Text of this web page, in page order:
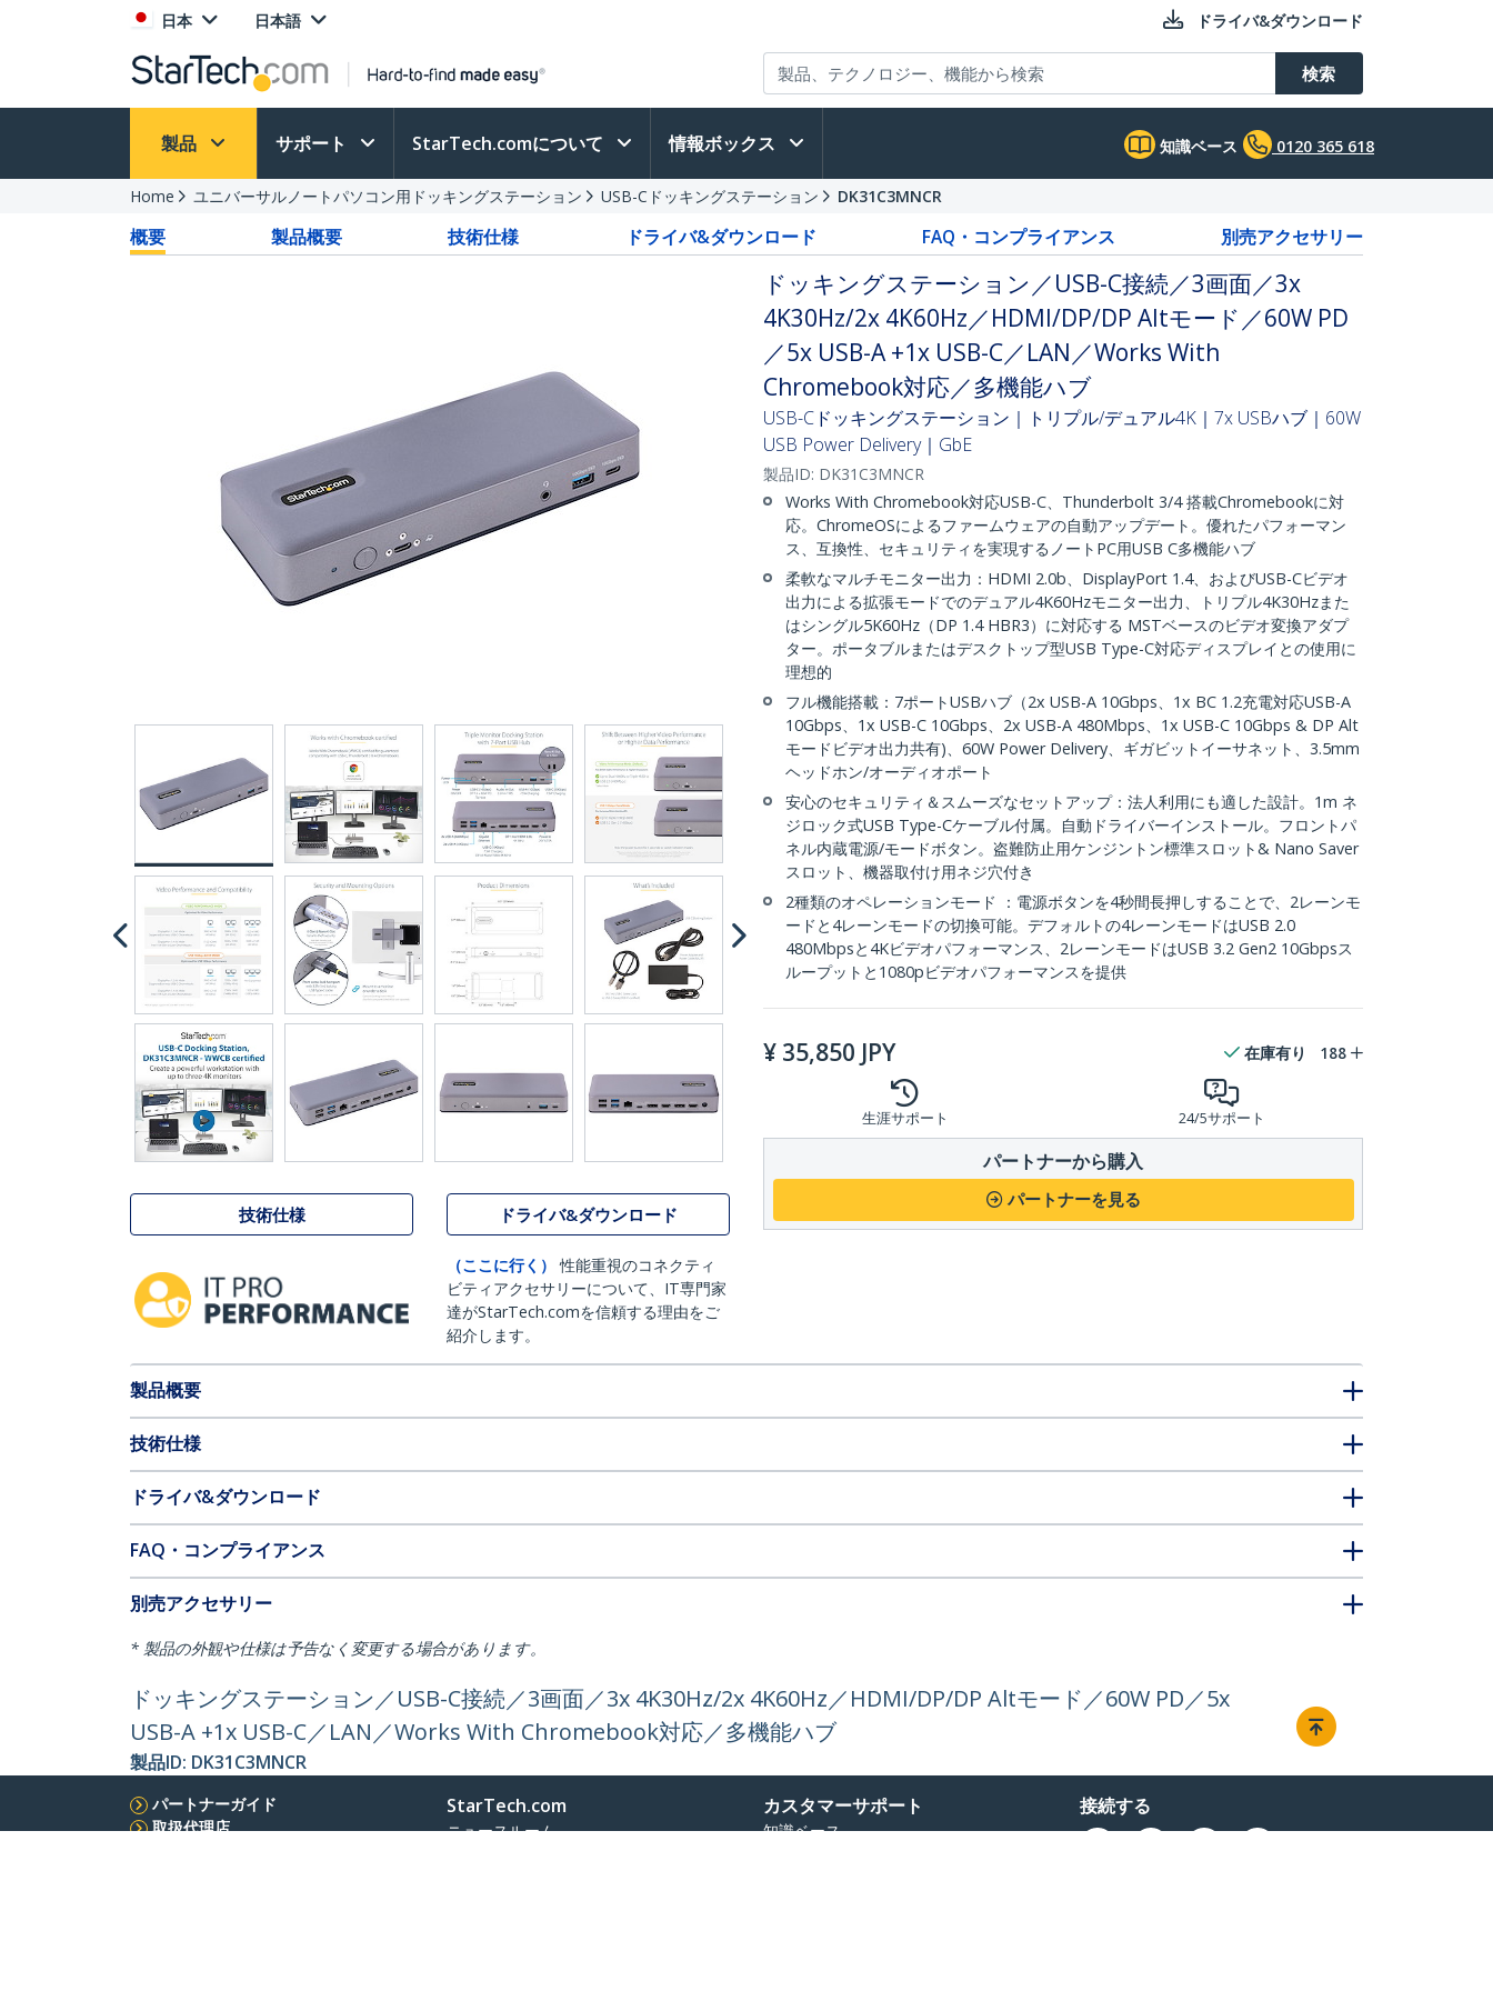
日本 日本語 ドライバ&ダウンロード
検索
製品 サポート StarTech.comについて 情報ボックス 知識ベース 0120 365 618
Home ユニバーサルノートパソコン用ドッキングステーション USB-Cドッキングステーション DK31C3MNCR
概要 製品概要 技術仕様 ドライバ&ダウンロード FAQ・コンプライアンス 別売アクセサリー
技術仕様 ドライバ&ダウンロード
（ここに行く）
性能重視のコネクティ
ビティアクセサリーについて、IT専門家
達がStarTech.comを信頼する理由をご
紹介します。
ドッキングステーション／USB-C接続／3画面／3x
4K30Hz/2x 4K60Hz／HDMI/DP/DP Altモード／60W PD
／5x USB-A +1x USB-C／LAN／Works With
Chromebook対応／多機能ハブ
USB-Cドッキングステーション｜トリプル/デュアル4K｜7x USBハブ｜60W
USB Power Delivery｜GbE
製品ID: DK31C3MNCR
Works With Chromebook対応USB-C、Thunderbolt 3/4 搭載Chromebookに対
応。ChromeOSによるファームウェアの自動アップデート。優れたパフォーマン
ス、互換性、セキュリティを実現するノートPC用USB C多機能ハブ
柔軟なマルチモニター出力：HDMI 2.0b、DisplayPort 1.4、およびUSB-Cビデオ
出力による拡張モードでのデュアル4K60Hzモニター出力、トリプル4K30Hzまた
はシングル5K60Hz（DP 1.4 HBR3）に対応する MSTベースのビデオ変換アダプ
ター。ポータブルまたはデスクトップ型USB Type-C対応ディスプレイとの使用に
理想的
フル機能搭載：7ポートUSBハブ（2x USB-A 10Gbps、1x BC 1.2充電対応USB-A
10Gbps、1x USB-C 10Gbps、2x USB-A 480Mbps、1x USB-C 10Gbps & DP Alt
モードビデオ出力共有)、60W Power Delivery、ギガビットイーサネット、3.5mm
ヘッドホン/オーディオポート
安心のセキュリティ＆スムーズなセットアップ：法人利用にも適した設計。1m ネ
ジロック式USB Type-Cケーブル付属。自動ドライバーインストール。フロントパ
ネル内蔵電源/モードボタン。盗難防止用ケンジントン標準スロット& Nano Saver
スロット、機器取付け用ネジ穴付き
2種類のオペレーションモード ：電源ボタンを4秒間長押しすることで、2レーンモ
ードと4レーンモードの切換可能。デフォルトの4レーンモードはUSB 2.0
480Mbpsと4Kビデオパフォーマンス、2レーンモードはUSB 3.2 Gen2 10Gbpsス
ループットと1080pビデオパフォーマンスを提供
¥ 35,850 JPY 在庫有り 188
生涯サポート 24/5サポート
パートナーから購入
パートナーを見る
製品概要
技術仕様
ドライバ&ダウンロード
FAQ・コンプライアンス
別売アクセサリー
* 製品の外観や仕様は予告なく変更する場合があります。
ドッキングステーション／USB-C接続／3画面／3x 4K30Hz/2x 4K60Hz／HDMI/DP/DP Altモード／60W PD／5x
USB-A +1x USB-C／LAN／Works With Chromebook対応／多機能ハブ
製品ID: DK31C3MNCR
パートナーガイド
取扱代理店
StarTech.com
ニュースルーム
カスタマーサポート
知識ベース
接続する